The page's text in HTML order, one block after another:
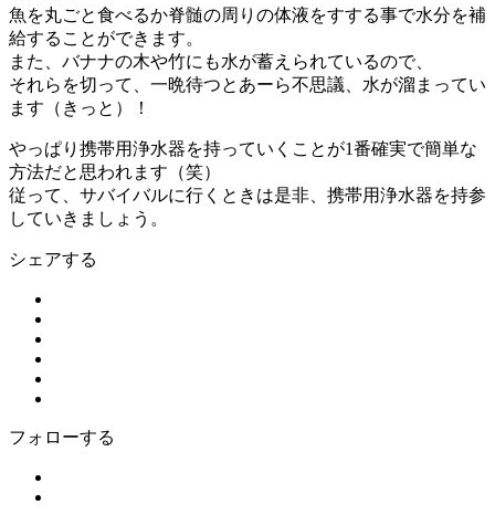
魚を丸ごと食べるか脊髄の周りの体液をすする事で水分を補
給することができます。
また、バナナの木や竹にも水が蓄えられているので、
それらを切って、一晩待つとあーら不思議、水が溜まってい
ます（きっと）！
やっぱり携帯用浄水器を持っていくことが1番確実で簡単な
方法だと思われます（笑）
従って、サバイバルに行くときは是非、携帯用浄水器を持参
していきましょう。
シェアする
フォローする